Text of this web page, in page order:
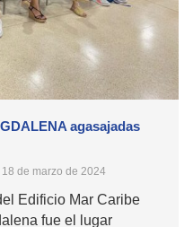
agasajadas
18 de marzo de 2024
Edificio Mar Caribe
fue el lugar